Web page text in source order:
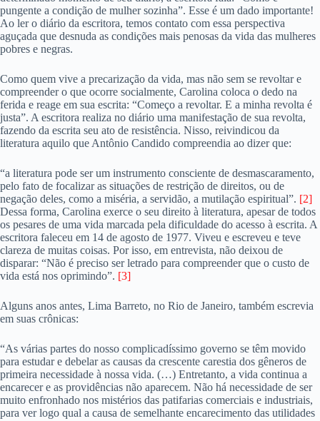
pungente a condição de mulher sozinha”. Esse é um dado importante!
Ao ler o diário da escritora, temos contato com essa perspectiva
aguçada que desnuda as condições mais penosas da vida das mulheres
pobres e negras.
Como quem vive a precarização da vida, mas não sem se revoltar e
compreender o que ocorre socialmente, Carolina coloca o dedo na
ferida e reage em sua escrita: “Começo a revoltar. E a minha revolta é
justa”. A escritora realiza no diário uma manifestação de sua revolta,
fazendo da escrita seu ato de resistência. Nisso, reivindicou da
literatura aquilo que Antônio Candido compreendia ao dizer que:
“a literatura pode ser um instrumento consciente de desmascaramento,
pelo fato de focalizar as situações de restrição de direitos, ou de
negação deles, como a miséria, a servidão, a mutilação espiritual”. [2]
Dessa forma, Carolina exerce o seu direito à literatura, apesar de todos
os pesares de uma vida marcada pela dificuldade do acesso à escrita. A
escritora faleceu em 14 de agosto de 1977. Viveu e escreveu e teve
clareza de muitas coisas. Por isso, em entrevista, não deixou de
disparar: “Não é preciso ser letrado para compreender que o custo de
vida está nos oprimindo”. [3]
Alguns anos antes, Lima Barreto, no Rio de Janeiro, também escrevia
em suas crônicas:
“As várias partes do nosso complicadíssimo governo se têm movido
para estudar e debelar as causas da crescente carestia dos gêneros de
primeira necessidade à nossa vida. (…) Entretanto, a vida continua a
encarecer e as providências não aparecem. Não há necessidade de ser
muito enfronhado nos mistérios das patifarias comerciais e industriais,
para ver logo qual a causa de semelhante encarecimento das utilidades